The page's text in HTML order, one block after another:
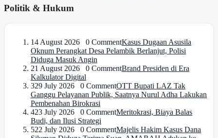
Politik & Hukum
14 August 2026 0 CommentKasus Dugaan Asusila
Oknum Perangkat Desa Pelambik Berlanjut, Polisi
Diduga Masuk Angin
21 August 2026 0 CommentBrand Presiden di Era
Kalkulator Digital
329 July 2026 0 CommentOTT Bupati LAZ Tak
Ganggu Pelayanan Publik, Saatnya Nurul Adha Lakukan
Pembenahan Birokrasi
423 July 2026 0 CommentMeritokrasi, Biaya Balas
Budi, dan Ilusi Strategi
522 July 2026 0 CommentMajelis Hakim Kasus Dana